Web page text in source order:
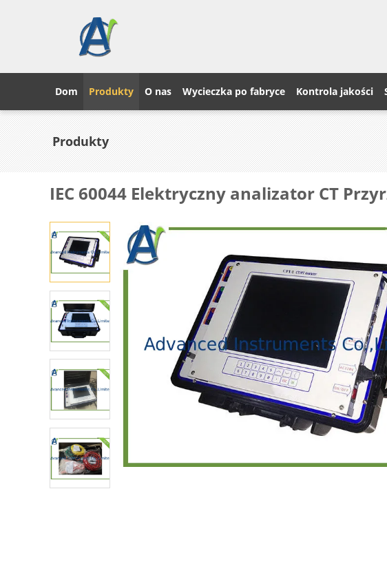
Dom Produkty O nas Wycieczka po fabryce Kontrola jakości
Produkty
IEC 60044 Elektryczny analizator CT